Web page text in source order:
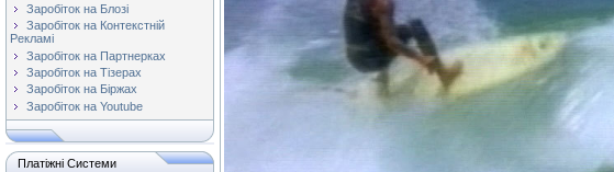
Заробіток на Блозі
Заробіток на Контекстній
Рекламі
Заробіток на Партнерках
Заробіток на Тізерах
Заробіток на Біржах
Заробіток на Youtube
Платіжні Системи